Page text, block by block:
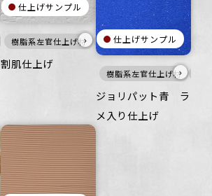
白 壁
仕上げサンプル
樹脂系左官仕上げ材 白 壁
›
割肌仕上げ
仕上げサンプル
樹脂系左官仕上げ材›
ジョリパット青 ラ
メ入り仕上げ